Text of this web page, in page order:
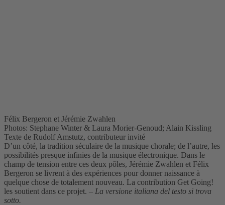
Félix Bergeron et Jérémie Zwahlen
Photos: Stephane Winter & Laura Morier-Genoud; Alain Kissling
Texte de Rudolf Amstutz, contributeur invité
D’un côté, la tradition séculaire de la musique chorale; de l’autre, les
possibilités presque infinies de la musique électronique. Dans le
champ de tension entre ces deux pôles, Jérémie Zwahlen et Félix
Bergeron se livrent à des expériences pour donner naissance à
quelque chose de totalement nouveau. La contribution Get Going!
les soutient dans ce projet. – La versione italiana del testo si trova
sotto.